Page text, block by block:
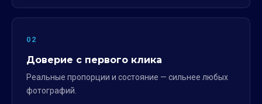
02
Доверие с первого клика
Реальные пропорции и состояние — сильнее любых
фотографий.